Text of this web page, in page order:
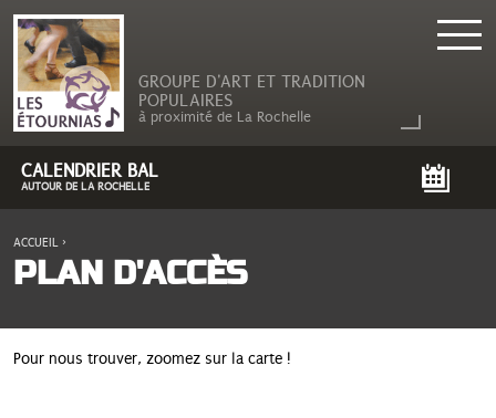
GROUPE D'ART ET TRADITION
POPULAIRES
à proximité de La Rochelle
CALENDRIER BAL
AUTOUR DE LA ROCHELLE
VOUS ÊTES ICI
ACCUEIL ›
PLAN D'ACCÈS
Pour nous trouver, zoomez sur la carte !